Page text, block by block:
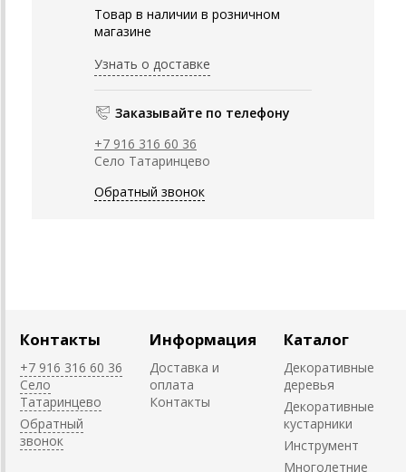
Товар в наличии в розничном
магазине
Узнать о доставке
Заказывайте по телефону
+7 916 316 60 36
Село Татаринцево
Обратный звонок
Контакты
+7 916 316 60 36
Село
Татаринцево
Обратный
звонок
Информация
Доставка и
оплата
Контакты
Каталог
Декоративные
деревья
Декоративные
кустарники
Инструмент
Многолетние